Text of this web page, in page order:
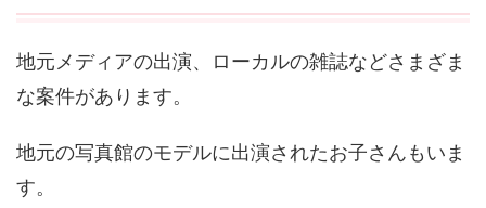
地元メディアの出演、ローカルの雑誌などさまざま
な案件があります。
地元の写真館のモデルに出演されたお子さんもいま
す。